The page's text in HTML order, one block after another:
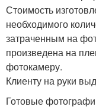
Стоимость
необходимого
затраченным на
произведена на
фотокамеру.
Клиенту на руки
Готовые